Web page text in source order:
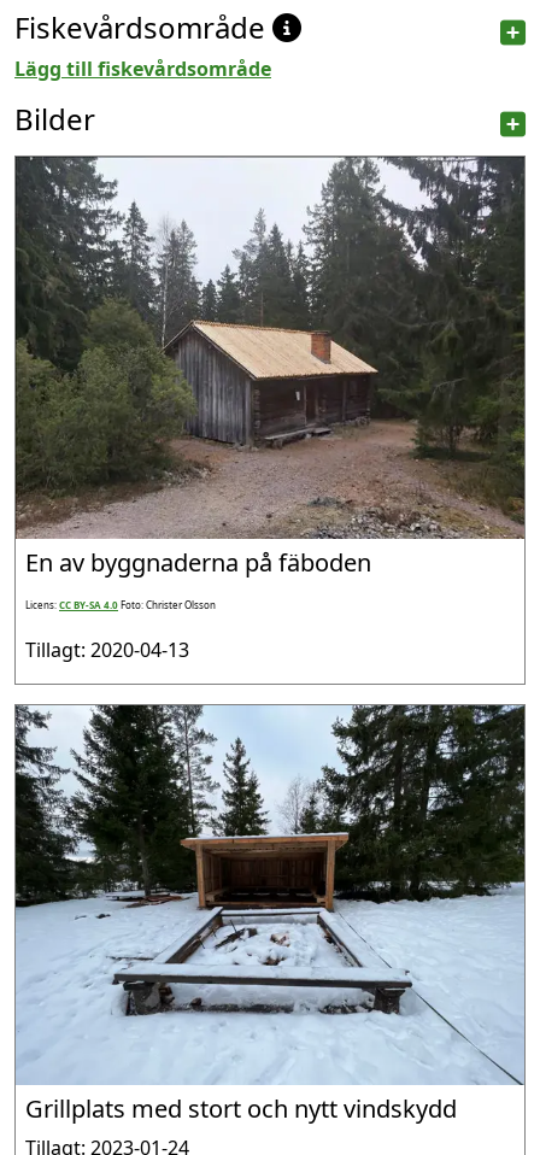
Fiskevårdsområde
Lägg till fiskevårdsområde
Bilder
En av byggnaderna på fäboden
Licens:CC BY-SA 4.0Foto: Christer Olsson
Tillagt: 2020-04-13
Grillplats med stort och nytt vindskydd
Tillagt: 2023-01-24